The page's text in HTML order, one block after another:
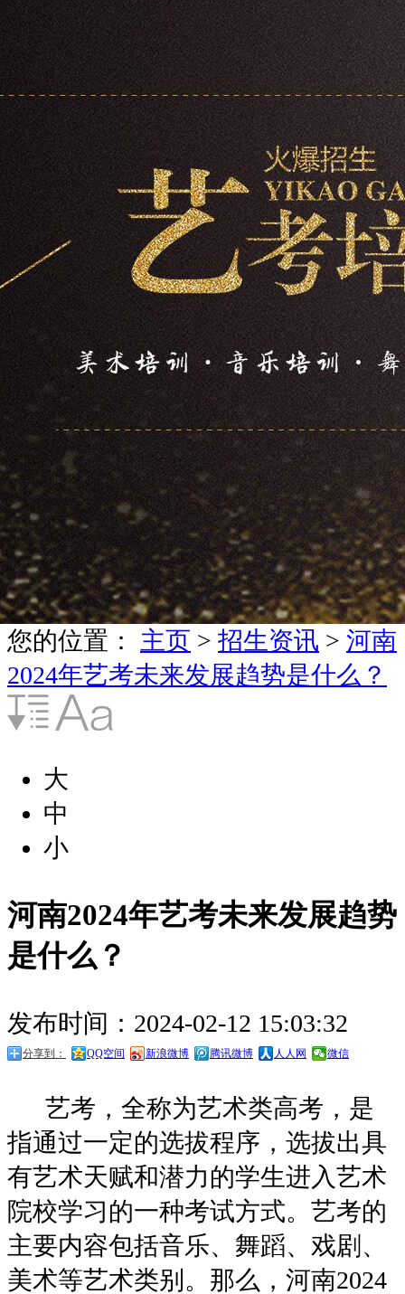
您的位置： 主页 > 招生资讯 > 河南
2024年艺考未来发展趋势是什么？
大
中
小
河南2024年艺考未来发展趋势
是什么？
发布时间：2024-02-12 15:03:32
分享到： QQ空间 新浪微博 腾讯微博 人人网 微信
艺考，全称为艺术类高考，是
指通过一定的选拔程序，选拔出具
有艺术天赋和潜力的学生进入艺术
院校学习的一种考试方式。艺考的
主要内容包括音乐、舞蹈、戏剧、
美术等艺术类别。那么，河南2024